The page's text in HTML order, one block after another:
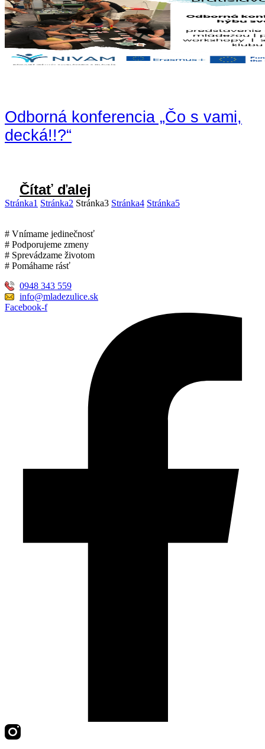
Odborná konferencia „Čo s vami,
decká!!?“
Čítať ďalej
Stránka1 Stránka2 Stránka3 Stránka4 Stránka5
# Vnímame jedinečnosť
# Podporujeme zmeny
# Sprevádzame životom
# Pomáhame rásť
0948 343 559
info@mladezulice.sk
Facebook-f